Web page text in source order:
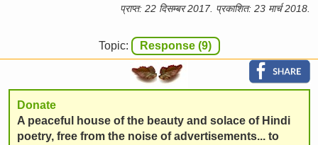
प्राप्त: 22 दिसम्बर 2017. प्रकाशित: 23 मार्च 2018.
Topic: Response (9)
Donate
A peaceful house of the beauty and solace of Hindi
poetry, free from the noise of advertisements... to